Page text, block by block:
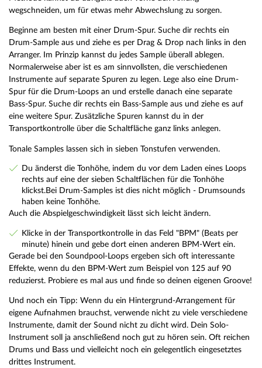
wegschneiden, um für etwas mehr Abwechslung zu sorgen.
Beginne am besten mit einer Drum-Spur. Suche dir rechts ein
Drum-Sample aus und ziehe es per Drag & Drop nach links in den
Arranger. Im Prinzip kannst du jedes Sample überall ablegen.
Normalerweise aber ist es am sinnvollsten, die verschiedenen
Instrumente auf separate Spuren zu legen. Lege also eine Drum-
Spur für die Drum-Loops an und erstelle danach eine separate
Bass-Spur. Suche dir rechts ein Bass-Sample aus und ziehe es auf
eine weitere Spur. Zusätzliche Spuren kannst du in der
Transportkontrolle über die Schaltfläche ganz links anlegen.
Tonale Samples lassen sich in sieben Tonstufen verwenden.
Du änderst die Tonhöhe, indem du vor dem Laden eines Loops
rechts auf eine der sieben Schaltflächen für die Tonhöhe
klickst.Bei Drum-Samples ist dies nicht möglich - Drumsounds
haben keine Tonhöhe.
Auch die Abspielgeschwindigkeit lässt sich leicht ändern.
Klicke in der Transportkontrolle in das Feld "BPM" (Beats per
minute) hinein und gebe dort einen anderen BPM-Wert ein.
Gerade bei den Soundpool-Loops ergeben sich oft interessante
Effekte, wenn du den BPM-Wert zum Beispiel von 125 auf 90
reduzierst. Probiere es mal aus und finde so deinen eigenen Groove!
Und noch ein Tipp: Wenn du ein Hintergrund-Arrangement für
eigene Aufnahmen brauchst, verwende nicht zu viele verschiedene
Instrumente, damit der Sound nicht zu dicht wird. Dein Solo-
Instrument soll ja anschließend noch gut zu hören sein. Oft reichen
Drums und Bass und vielleicht noch ein gelegentlich eingesetztes
drittes Instrument.